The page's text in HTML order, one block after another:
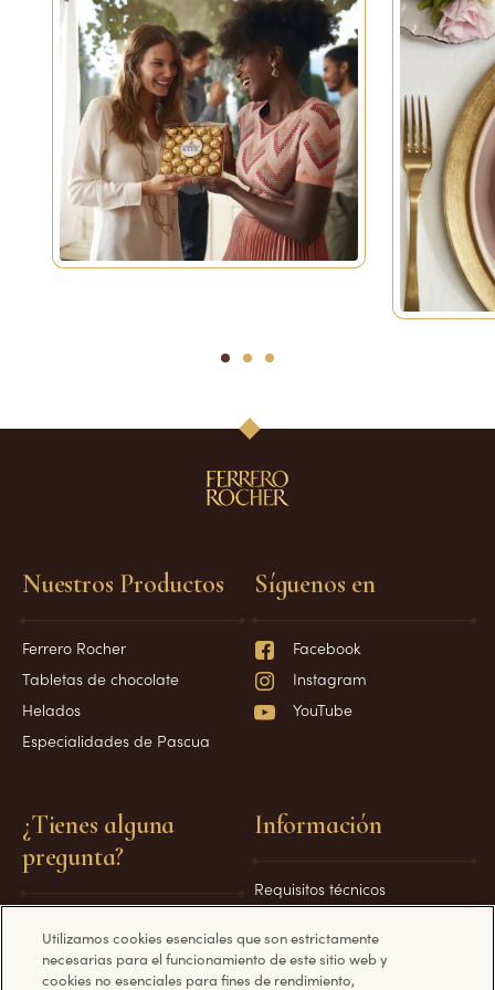
1 2 3
Nuestros Productos
Ferrero Rocher
Tabletas de chocolate
Helados
Especialidades de Pascua
¿Tienes alguna
pregunta?
Contáctanos
Información
Requisitos técnicos
Política de cookies
Aspectos legales
Síguenos en
Facebook
Instagram
YouTube
Utilizamos cookies esenciales que son estrictamente
necesarias para el funcionamiento de este sitio web y
cookies no esenciales para fines de rendimiento,